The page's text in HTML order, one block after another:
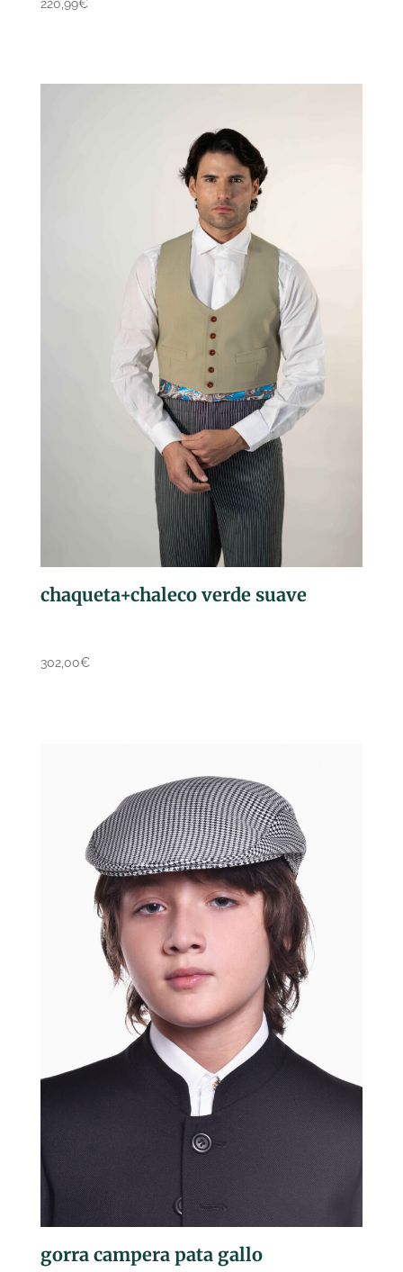
220,99€
chaqueta+chaleco verde suave
302,00€
gorra campera pata gallo